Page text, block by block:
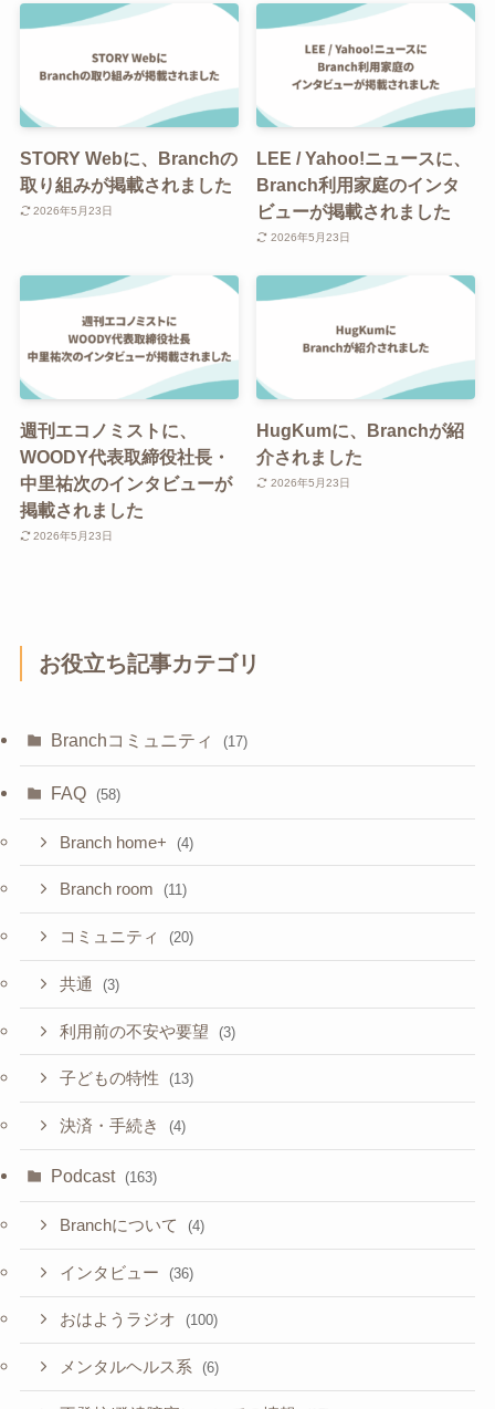
STORY Webに、Branchの
取り組みが掲載されました
2026年5月23日
LEE / Yahoo!ニュースに、
Branch利用家庭のインタ
ビューが掲載されました
2026年5月23日
週刊エコノミストに、
WOODY代表取締役社長・
中里祐次のインタビューが
掲載されました
2026年5月23日
HugKumに、Branchが紹
介されました
2026年5月23日
お役立ち記事カテゴリ
Branchコミュニティ (17)
FAQ (58)
Branch home+ (4)
Branch room (11)
コミュニティ (20)
共通 (3)
利用前の不安や要望 (3)
子どもの特性 (13)
決済・手続き (4)
Podcast (163)
Branchについて (4)
インタビュー (36)
おはようラジオ (100)
メンタルヘルス系 (6)